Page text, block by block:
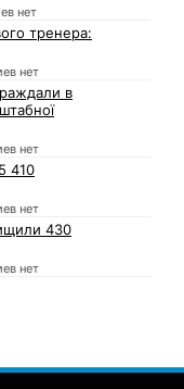
нет
тренера:
нет
в
нет
410
нет
430
нет